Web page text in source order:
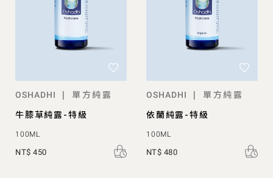
OSHADHI |
單方純露
牛膝草純露-特級
100ML
NT$ 450
OSHADHI |
單方純露
依蘭純露-特級
100ML
NT$ 480